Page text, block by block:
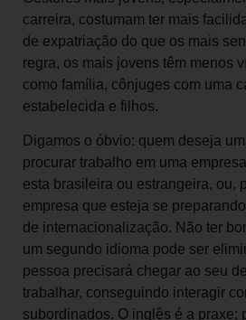
carreira, costumam ter mais
de expatriação do que os mais
regra, os mais jovens têm menos
como família, cônjuges com uma
estabelecida e filhos.
Digamos o óbvio: quem deseja
procurar trabalho em uma
esta brasileira ou estrangeira, ou,
empresa que esteja se
de internacionalização. Não ter
um segundo idioma pode ser
pessoa precisará chegar ao seu
trabalhar, conseguindo interagir
subordinados. O inglês é a praxe;